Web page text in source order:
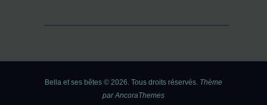
Bella et ses bêtes © 2026. Tous droits réservés. Thème
par AncoraThemes